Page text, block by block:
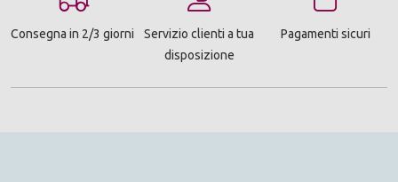
Consegna in 2/3 giorni
Servizio clienti a tua
disposizione
Pagamenti sicuri